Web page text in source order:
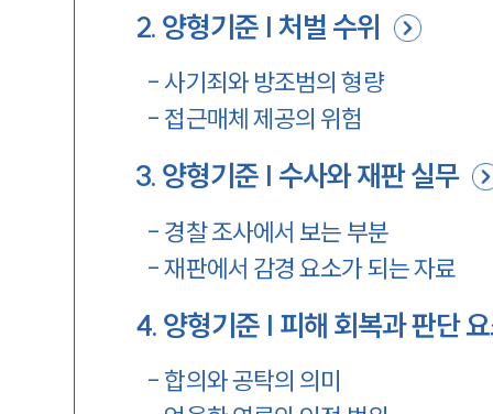
2. 양형기준 | 처벌 수위
-사기죄와 방조범의 형량
- 접근매체 제공의 위험
3. 양형기준 | 수사와 재판 실무
- 경찰 조사에서 보는 부분
-재판에서 감경 요소가 되는 자료
4. 양형기준 | 피해 회복과 판단
- 합의와 공탁의 의미